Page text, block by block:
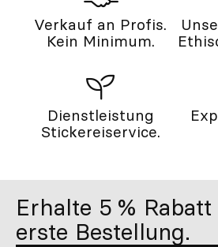
Verkauf an Profis.
Kein Minimum.
Dienstleistung
Stickereiservice.
Erhalte 5 %
erste Bestellung.